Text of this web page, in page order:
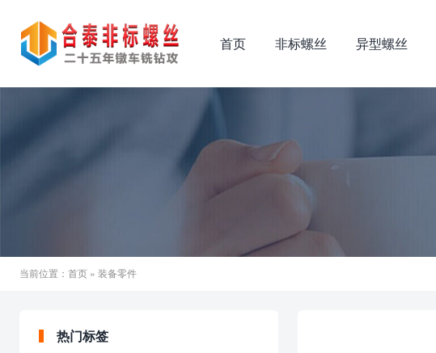
首页 非标螺丝 异型螺丝
当前位置： 首页 » 装备零件
热门标签